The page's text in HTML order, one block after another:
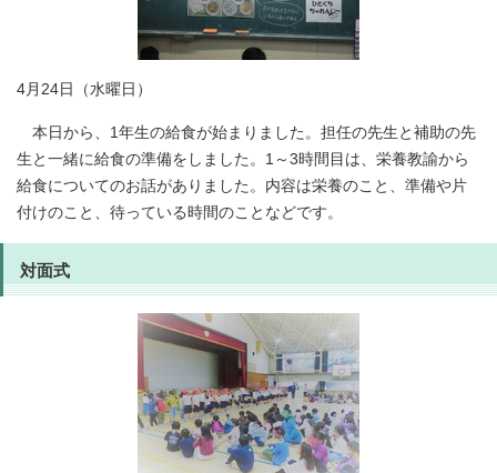
4月24日（水曜日）
本日から、1年生の給食が始まりました。担任の先生と補助の先
生と一緒に給食の準備をしました。1～3時間目は、栄養教諭から
給食についてのお話がありました。内容は栄養のこと、準備や片
付けのこと、待っている時間のことなどです。
対面式